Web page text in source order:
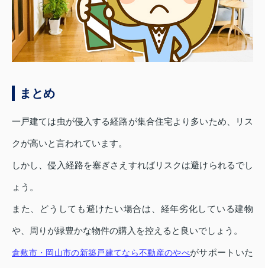
まとめ
一戸建ては虫が侵入する経路が集合住宅より多いため、リス
クが高いと言われています。
しかし、侵入経路を塞ぎさえすればリスクは避けられるでし
ょう。
また、どうしても避けたい場合は、経年劣化している建物
や、周りが緑豊かな物件の購入を控えると良いでしょう。
倉敷市・岡山市の新築戸建てなら不動産のやべがサポートいた